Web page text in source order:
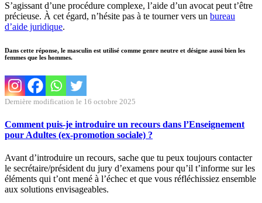
S’agissant d’une procédure complexe, l’aide d’un avocat peut t’être
précieuse. À cet égard, n’hésite pas à te tourner vers un bureau
d’aide juridique.
Dans cette réponse, le masculin est utilisé comme genre neutre et désigne aussi bien les
femmes que les hommes.
Dernière modification le 16 octobre 2025
Comment puis-je introduire un recours dans l’Enseignement
pour Adultes (ex-promotion sociale) ?
Avant d’introduire un recours, sache que tu peux toujours contacter
le secrétaire/président du jury d’examens pour qu’il t’informe sur les
éléments qui t’ont mené à l’échec et que vous réfléchissiez ensemble
aux solutions envisageables.